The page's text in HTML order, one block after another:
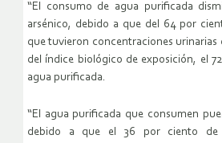
“El consumo de agua purificada
arsénico, debido a que del 64 por
que tuvieron concentraciones urinarias
del índice biológico de exposición, el
agua purificada.
“El agua purificada que consumen
debido a que el 36 por ciento de